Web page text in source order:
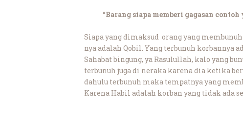
“Barang siapa memberi gagasan
Siapa yang dimaksud orang yang
nya adalah Qobil. Yang terbunuh korbannya
Sahabat bingung, ya Rasulullah, kalo yang
terbunuh juga di neraka karena dia ketika
dahulu terbunuh maka tempatnya yang
Karena Habil adalah korban yang tidak ada